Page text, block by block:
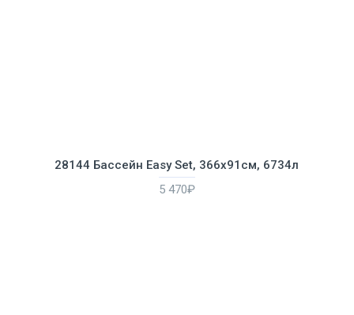
28144 Бассейн Easy Set, 366х91см, 6734л
5 470₽